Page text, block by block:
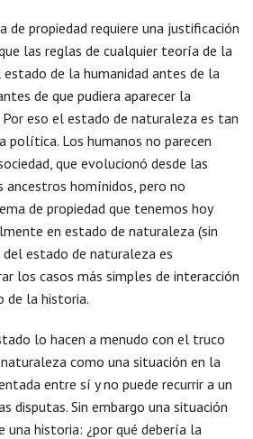
de propiedad requiere una justificación
las reglas de cualquier teoría de la
de la humanidad antes de la
de que pudiera aparecer la
eso el estado de naturaleza es tan
Los humanos no parecen
que evolucionó desde las
ancestros homínidos, pero no
de propiedad que tenemos hoy
en estado de naturaleza (sin
estado de naturaleza es
los casos más simples de interacción
de la historia.
lo hacen a menudo con el truco
como una situación en la
entre sí y no puede recurrir a un
disputas. Sin embargo una situación
una historia: ¿por qué debería la